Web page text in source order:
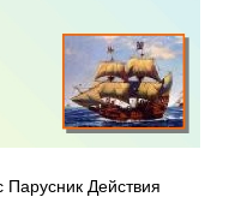
Парусник Действия